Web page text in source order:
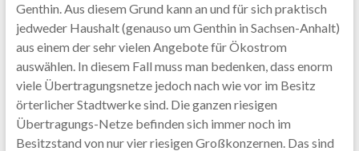
Genthin. Aus diesem Grund kann an und für sich praktisch
jedweder Haushalt (genauso um Genthin in Sachsen-Anhalt)
aus einem der sehr vielen Angebote für Ökostrom
auswählen. In diesem Fall muss man bedenken, dass enorm
viele Übertragungsnetze jedoch nach wie vor im Besitz
örterlicher Stadtwerke sind. Die ganzen riesigen
Übertragungs-Netze befinden sich immer noch im
Besitzstand von nur vier riesigen Großkonzernen. Das sind